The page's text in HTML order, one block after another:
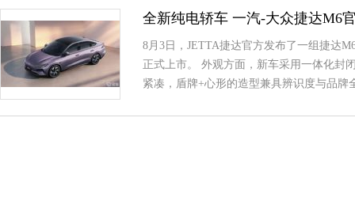
全新纯电轿车 一汽-大众捷达M6
8月3日，JETTA捷达官方发布了一组捷达
正式上市。 外观方面，新车采用一体化封
紧凑，盾牌+心形的造型兼具辨识度与品